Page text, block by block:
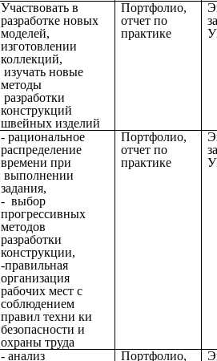
Участвовать в
разработке новых
моделей,
изготовлении
коллекций,
изучать новые
методы
разработки
конструкций
швейных изделий
Портфолио,
отчет по
практике
- рациональное
распределение
времени при
выполнении
задания,
- выбор
прогрессивных
методов
разработки
конструкции,
-правильная
организация
рабочих мест с
соблюдением
правил техни ки
безопасности и
охраны труда
Портфолио,
отчет по
практике
- анализ
Портфолио,